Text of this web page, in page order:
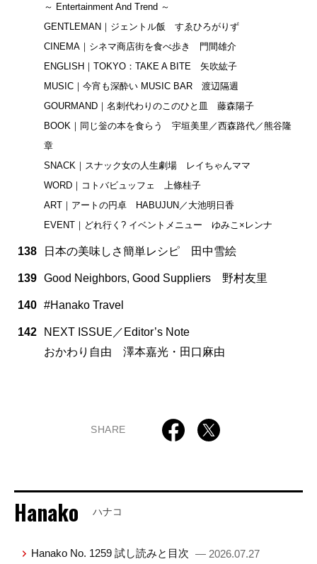
～ Entertainment And Trend ～
GENTLEMAN｜ジェントル飯 すゑひろがりず
CINEMA｜シネマ商店街を食べ歩き 門間雄介
ENGLISH｜TOKYO：TAKE A BITE 矢吹紘子
MUSIC｜今宵も深酔い MUSIC BAR 渡辺隔週
GOURMAND｜名刺代わりのこのひと皿 藤森陽子
BOOK｜同じ釡の本を食らう 宇垣美里／西森路代／熊谷隆
章
SNACK｜スナック女の人生劇場 レイちゃんママ
WORD｜コトバビュッフェ 上條桂子
ART｜アートの円卓 HABUJUN／大池明日香
EVENT｜どれ行く? イベントメニュー ゆみこ×レンナ
138 日本の美味しさ簡単レシピ 田中雪絵
139 Good Neighbors, Good Suppliers 野村友里
140 #Hanako Travel
142
NEXT ISSUE／Editor’s Note
おかわり自由 澤本嘉光・田口麻由
SHARE
Hanako ハナコ
Hanako No. 1259 試し読みと目次 — 2026.07.27